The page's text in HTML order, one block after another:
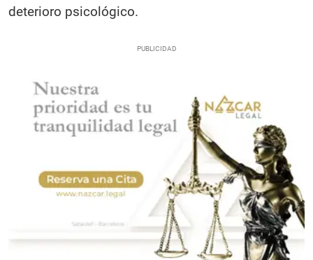
deterioro psicológico.